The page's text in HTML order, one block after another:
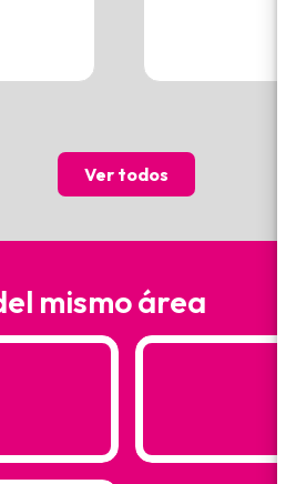
Ver todos
mismo área